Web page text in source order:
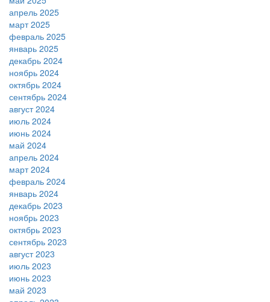
апрель 2025
март 2025
февраль 2025
январь 2025
декабрь 2024
ноябрь 2024
октябрь 2024
сентябрь 2024
август 2024
июль 2024
июнь 2024
май 2024
апрель 2024
март 2024
февраль 2024
январь 2024
декабрь 2023
ноябрь 2023
октябрь 2023
сентябрь 2023
август 2023
июль 2023
июнь 2023
май 2023